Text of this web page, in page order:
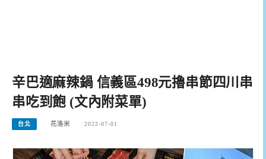
辛巴適麻辣鍋 信義區498元擼串節四川串
串吃到飽 (文內附菜單)
台北 花洛米 2022-07-01